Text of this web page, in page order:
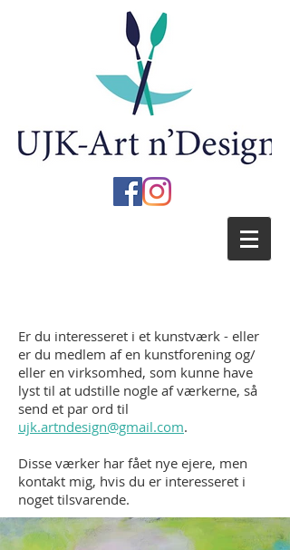
Er du interesseret i et kunstværk - eller
er du medlem af en kunstforening og/
eller en virksomhed, som kunne have
lyst til at udstille nogle af værkerne, så
send et par ord til
ujk.artndesign@gmail.com.
Disse værker har fået nye ejere, men
kontakt mig, hvis du er interesseret i
noget tilsvarende.